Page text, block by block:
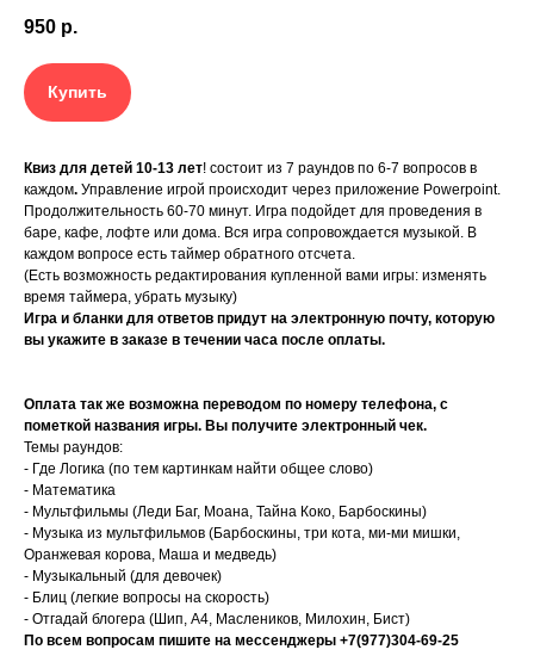
950 р.
Купить
Квиз для детей 10-13 лет! состоит из 7 раундов по 6-7 вопросов в
каждом. Управление игрой происходит через приложение Powerpoint.
Продолжительность 60-70 минут. Игра подойдет для проведения в
баре, кафе, лофте или дома. Вся игра сопровождается музыкой. В
каждом вопросе есть таймер обратного отсчета.
(Есть возможность редактирования купленной вами игры: изменять
время таймера, убрать музыку)
Игра и бланки для ответов придут на электронную почту, которую
вы укажите в заказе в течении часа после оплаты.
Оплата так же возможна переводом по номеру телефона, с
пометкой названия игры. Вы получите электронный чек.
Темы раундов:
- Где Логика (по тем картинкам найти общее слово)
- Математика
- Мультфильмы (Леди Баг, Моана, Тайна Коко, Барбоскины)
- Музыка из мультфильмов (Барбоскины, три кота, ми-ми мишки,
Оранжевая корова, Маша и медведь)
- Музыкальный (для девочек)
- Блиц (легкие вопросы на скорость)
- Отгадай блогера (Шип, А4, Маслеников, Милохин, Бист)
По всем вопросам пишите на мессенджеры +7(977)304-69-25